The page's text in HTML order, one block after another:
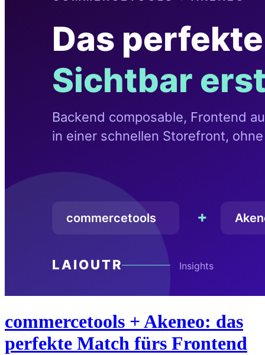
commercetools + Akeneo: das
perfekte Match fürs Frontend